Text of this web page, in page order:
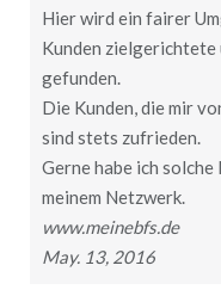
Hier wird ein fairer
Kunden
gefunden.
Die Kunden, die mir
sind stets zufrieden.
Gerne habe ich
meinem Netzwerk.
www.meinebfs.de
May. 13, 2016